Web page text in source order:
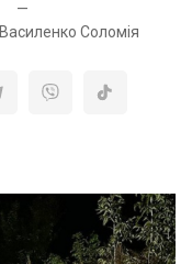
—
Василенко Соломія